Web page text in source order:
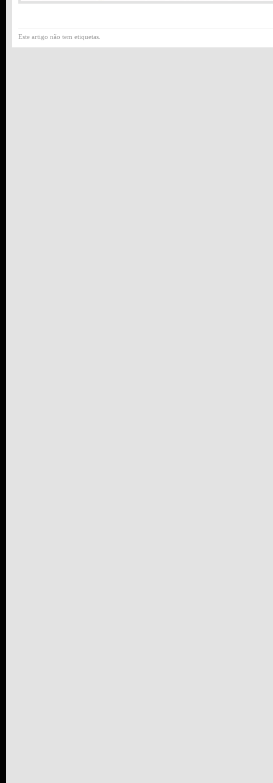
Este artigo não tem etiquetas.